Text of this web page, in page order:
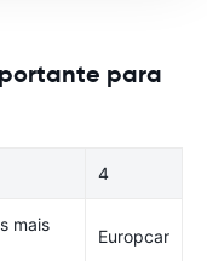
para
4
mais
Europcar